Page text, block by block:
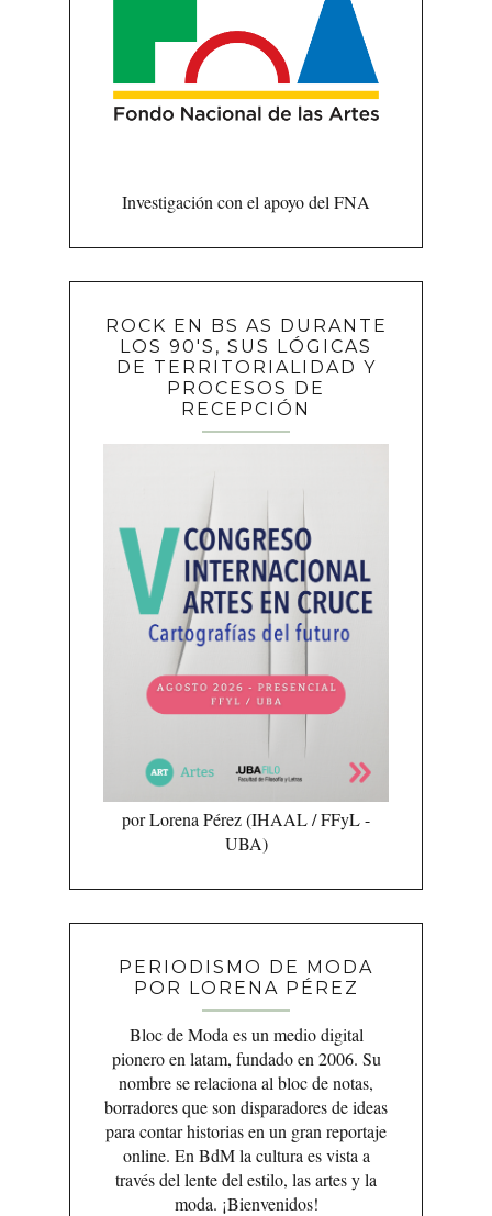
Investigación con el apoyo del FNA
ROCK EN BS AS DURANTE
LOS 90'S, SUS LÓGICAS
DE TERRITORIALIDAD Y
PROCESOS DE
RECEPCIÓN
por Lorena Pérez (IHAAL / FFyL -
UBA)
PERIODISMO DE MODA
POR LORENA PÉREZ
Bloc de Moda es un medio digital
pionero en latam, fundado en 2006. Su
nombre se relaciona al bloc de notas,
borradores que son disparadores de ideas
para contar historias en un gran reportaje
online. En BdM la cultura es vista a
través del lente del estilo, las artes y la
moda. ¡Bienvenidos!